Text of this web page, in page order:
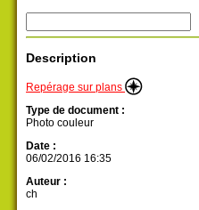
Description
Repérage sur plans
Type de document :
Photo couleur
Date :
06/02/2016 16:35
Auteur :
ch